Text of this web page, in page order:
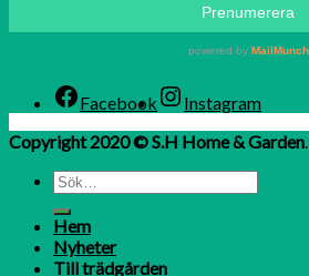
Facebook
Instagram
Copyright 2020 © S.H Home & Garden.
Hem
Nyheter
Till trädgården